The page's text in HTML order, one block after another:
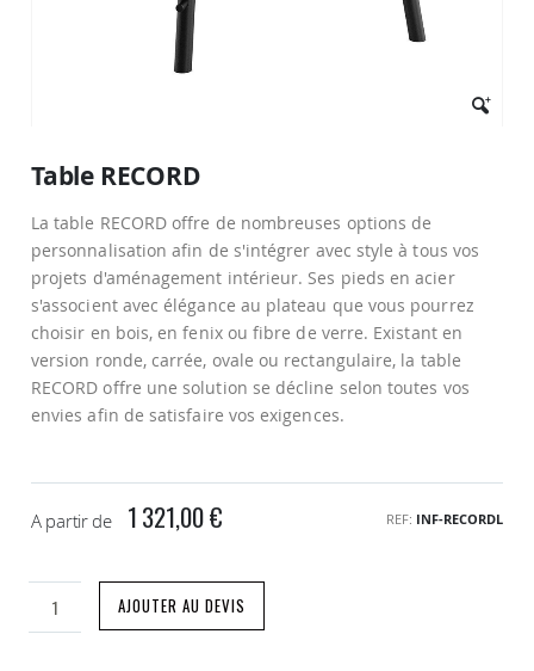
début
la
Galerie
d’images
Table RECORD
La table RECORD offre de nombreuses options de
personnalisation afin de s'intégrer avec style à tous vos
projets d'aménagement intérieur. Ses pieds en acier
s'associent avec élégance au plateau que vous pourrez
choisir en bois, en fenix ou fibre de verre. Existant en
version ronde, carrée, ovale ou rectangulaire, la table
RECORD offre une solution se décline selon toutes vos
envies afin de satisfaire vos exigences.
A partir de 1 321,00 € REF INF-RECORDL
AJOUTER AU DEVIS